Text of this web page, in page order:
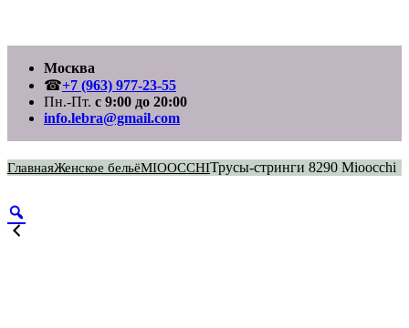
содержимому
Москва
☎+7 (963) 977-23-55
Пн.-Пт. с 9:00 до 20:00
info.lebra@gmail.com
ГлавнаяЖенское бельёMIOOCCHIТрусы-стринги 8290 Mioocchi